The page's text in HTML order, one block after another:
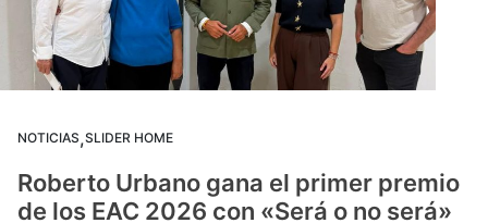
NOTICIAS,SLIDER HOME
Roberto Urbano gana el primer premio
de los EAC 2026 con «Será o no será»